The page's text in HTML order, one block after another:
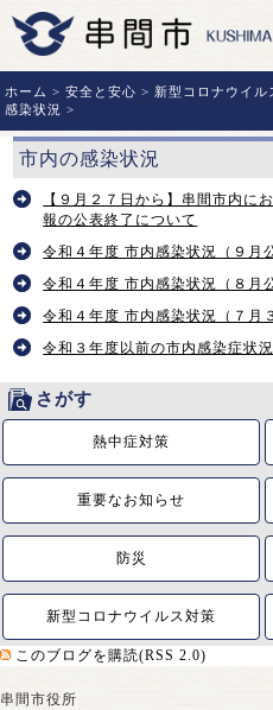
ホーム >安全と安心 > 新型コロナウイル
感染状況 >
市内の感染状況
【９月２７日から】串間市内に
報の公表終了について
令和４年度 市内感染状況（９月
令和４年度 市内感染状況（８月
令和４年度 市内感染状況（７月
令和３年度以前の市内感染症状況
さがす
熱中症対策
重要なお知らせ
防災
新型コロナウイルス対策
このブログを購読(RSS 2.0)
串間市役所